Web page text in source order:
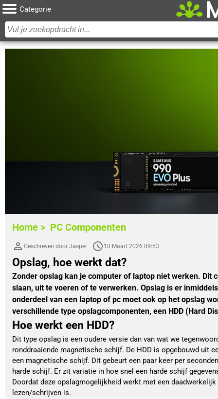
Categorie
Home > PC Componenten
Geschreven door Jasper 10 Maart 2026 09:53
Opslag, hoe werkt dat?
Zonder opslag kan je computer of laptop niet werken. Dit
slaan, uit te voeren of te verwerken. Opslag is er
onderdeel van een laptop of pc moet ook op het opslag
verschillende type opslagcomponenten, een HDD (Hard
Hoe werkt een HDD?
Dit type opslag is een oudere versie dan van wat we
ronddraaiende magnetische schijf. De HDD is opgebouwd uit
een magnetische schijf. Dit gebeurt een paar keer per
harde schijf. Er zit variatie in hoe snel een harde schijf
Doordat deze opslagmogelijkheid werkt met een
lezen/schrijven is.